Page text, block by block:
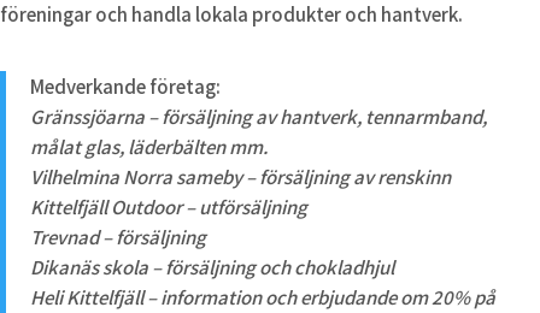
föreningar och handla lokala produkter och hantverk.
Medverkande företag:
Gränssjöarna – försäljning av hantverk, tennarmband,
målat glas, läderbälten mm.
Vilhelmina Norra sameby – försäljning av renskinn
Kittelfjäll Outdoor – utförsäljning
Trevnad – försäljning
Dikanäs skola – försäljning och chokladhjul
Heli Kittelfjäll – information och erbjudande om 20% på